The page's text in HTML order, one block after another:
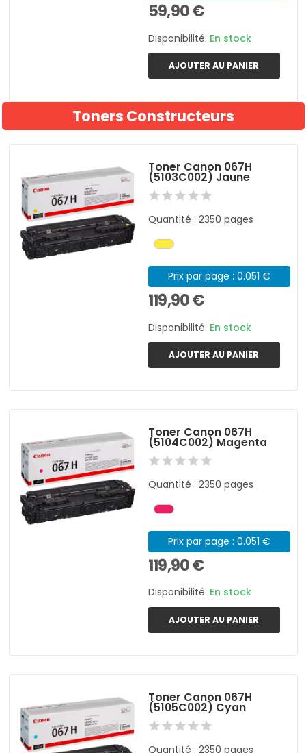
59,90 €
Disponibilité: En stock
AJOUTER AU PANIER
Toners Constructeurs
Toner Canon 067H
(5103C002) Jaune
Quantité : 2350 pages
Prix par page : 0.051 €
119,90 €
Disponibilité: En stock
AJOUTER AU PANIER
Toner Canon 067H
(5104C002) Magenta
Quantité : 2350 pages
Prix par page : 0.051 €
119,90 €
Disponibilité: En stock
AJOUTER AU PANIER
Toner Canon 067H
(5105C002) Cyan
Quantité : 2350 pages